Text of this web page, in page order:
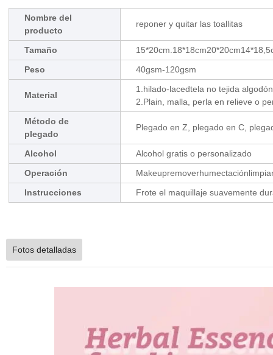
Nombre del
producto
reponer y quitar las toallitas
Tamaño
Peso
40gsm-120gsm
Material
1.hilado-lacedtela no tejida
2.Plain, malla, perla en relieve o
Método de
plegado
Plegado en Z, plegado en C,
Alcohol
Alcohol gratis o personalizado
Operación
Instrucciones
Frote el maquillaje suavemente
Fotos detalladas